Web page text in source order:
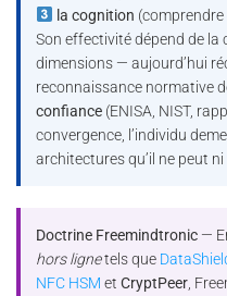
la cognition (comprendre
Son effectivité dépend de la
dimensions — aujourd’hui
reconnaissance normative
confiance (ENISA, NIST,
convergence, l’individu
architectures qu’il ne peut
Doctrine Freemindtronic —
hors lignetels que
NFC HSM etCryptPeer ,